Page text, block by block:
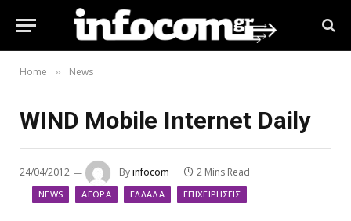
Home » News
WIND Mobile Internet Daily
24/04/2012 Byinfocom 2 Mins Read
NEWS ΑΓΟΡΆ ΕΛΛΆΔΑ ΕΠΙΧΕΙΡΉΣΕΙΣ